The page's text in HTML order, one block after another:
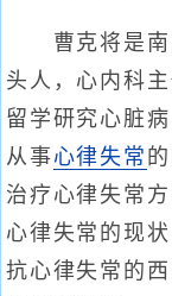
曹克将是南
头人，心内科
留学研究心脏
从事心律失常
治疗心律失常
心律失常的现
抗心律失常的